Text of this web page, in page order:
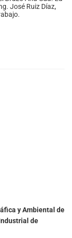
José Ruiz Díaz,
y Ambiental de
de